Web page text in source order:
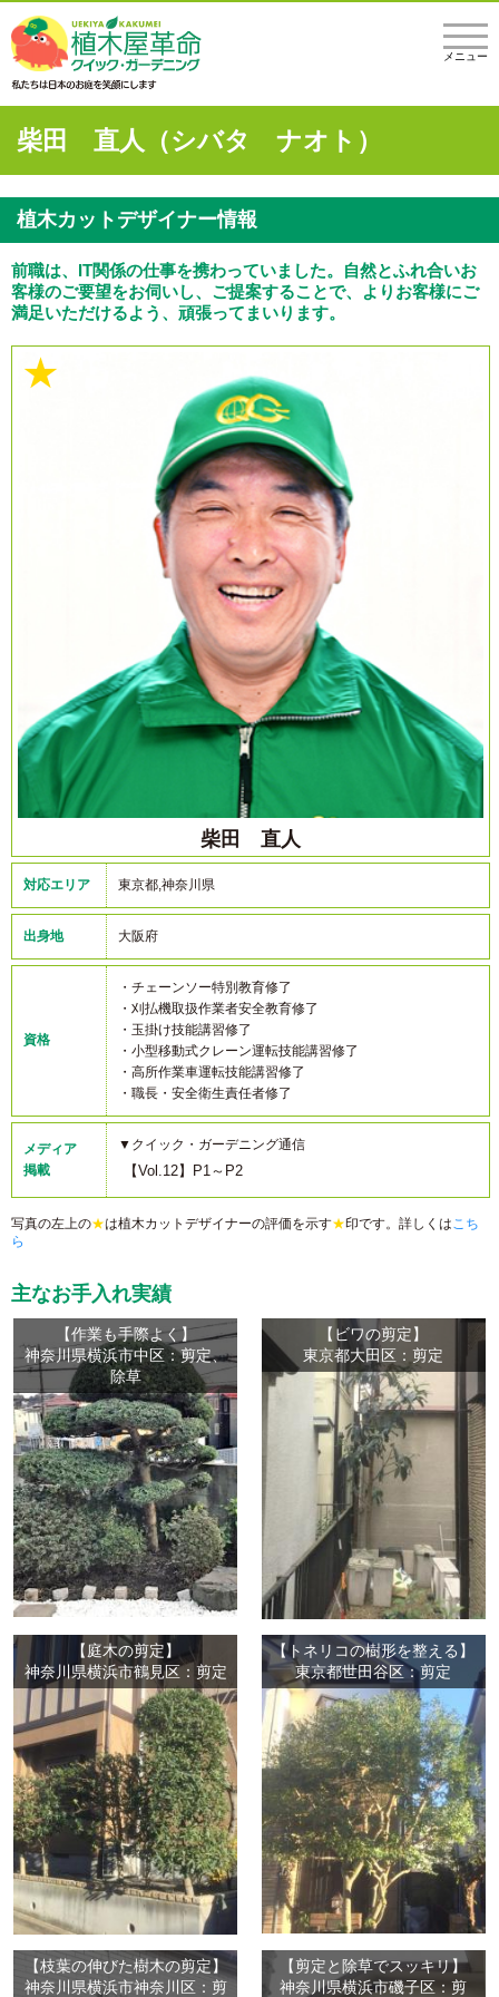
メニュー
柴田 直人（シバタ ナオト）
植木カットデザイナー情報
前職は、IT関係の仕事を携わっていました。自然とふれ合いお
客様のご要望をお伺いし、ご提案することで、よりお客様にご
満足いただけるよう、頑張ってまいります。
★
柴田 直人
対応エリア 東京都,神奈川県
出身地 大阪府
資格
・チェーンソー特別教育修了
・刈払機取扱作業者安全教育修了
・玉掛け技能講習修了
・小型移動式クレーン運転技能講習修了
・高所作業車運転技能講習修了
・職長・安全衛生責任者修了
メディア
掲載
▼クイック・ガーデニング通信
【Vol.12】P1～P2
写真の左上の★は植木カットデザイナーの評価を示す★印です。詳しくはこち
ら
主なお手入れ実績
【作業も手際よく】
神奈川県横浜市中区：剪定、
除草
【ビワの剪定】
東京都大田区：剪定
【庭木の剪定】
神奈川県横浜市鶴見区：剪定
【トネリコの樹形を整える】
東京都世田谷区：剪定
【枝葉の伸びた樹木の剪定】
神奈川県横浜市神奈川区：剪
【剪定と除草でスッキリ】
神奈川県横浜市磯子区：剪